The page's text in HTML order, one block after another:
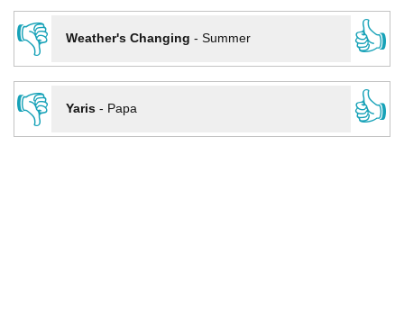
👎
Weather's Changing - Summer
👍
👎
Yaris- Papa 👍